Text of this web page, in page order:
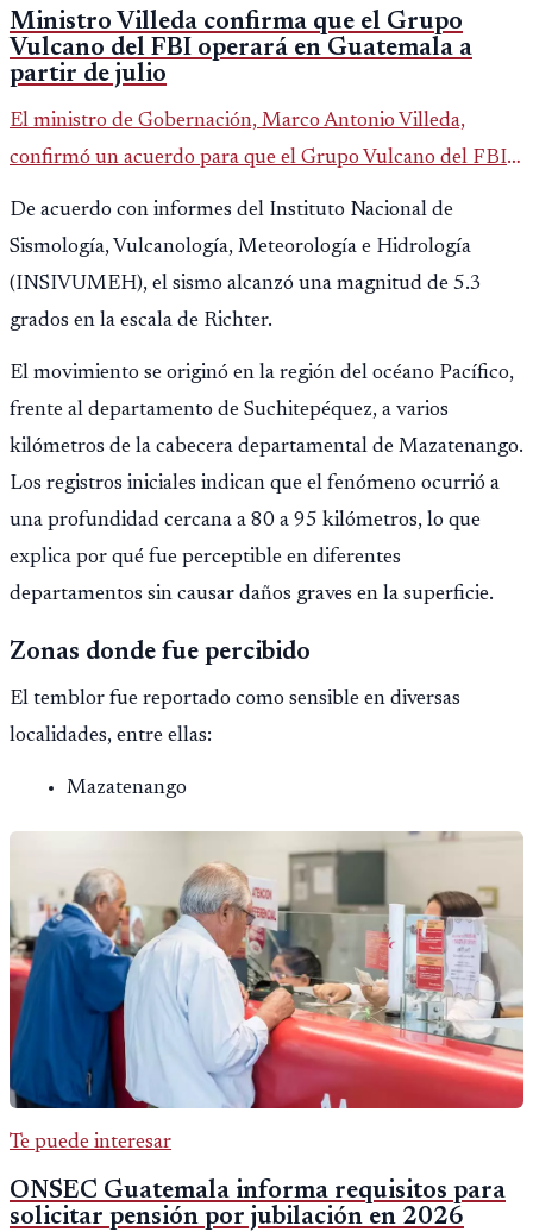
Ministro Villeda confirma que el Grupo
Vulcano del FBI operará en Guatemala a
partir de julio
El ministro de Gobernación, Marco Antonio Villeda,
confirmó un acuerdo para que el Grupo Vulcano del FBI
opere en Guatemala a partir de julio, tras un intento
fallido con la administración anterior del Ministerio
Público.
De acuerdo con informes del Instituto Nacional de
Sismología, Vulcanología, Meteorología e Hidrología
(INSIVUMEH), el sismo alcanzó una magnitud de 5.3
grados en la escala de Richter.
El movimiento se originó en la región del océano Pacífico,
frente al departamento de Suchitepéquez, a varios
kilómetros de la cabecera departamental de Mazatenango.
Los registros iniciales indican que el fenómeno ocurrió a
una profundidad cercana a 80 a 95 kilómetros, lo que
explica por qué fue perceptible en diferentes
departamentos sin causar daños graves en la superficie.
Zonas donde fue percibido
El temblor fue reportado como sensible en diversas
localidades, entre ellas:
Mazatenango
Te puede interesar
ONSEC Guatemala informa requisitos para
solicitar pensión por jubilación en 2026